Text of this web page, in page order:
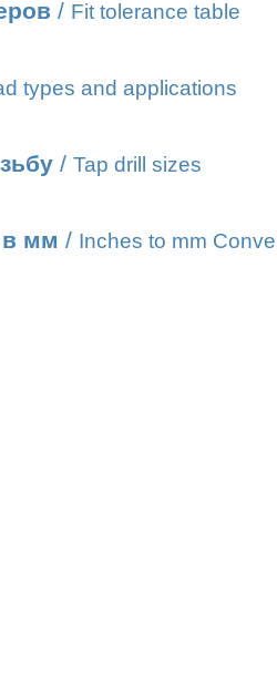
/ Fit tolerance table
types and applications
/ Tap drill sizes
мм / Inches to mm